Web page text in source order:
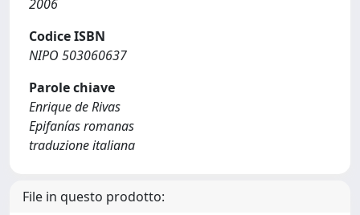
2006
Codice ISBN
NIPO 503060637
Parole chiave
Enrique de Rivas
Epifanías romanas
traduzione italiana
File in questo prodotto: